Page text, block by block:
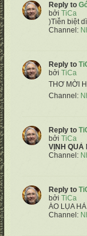
Reply to
bởi TiCa
)​Tiễn biệt
Channel:
Reply to
bởi TiCa
THƠ MỜI
Channel:
Reply to
bởi TiCa
VỊNH QUẢ
Channel:
Reply to
bởi TiCa
ÁO LỤA
Channel: